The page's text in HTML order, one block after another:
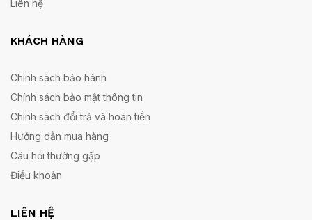
Liên hệ
KHÁCH HÀNG
Chính sách bảo hành
Chính sách bảo mật thông tin
Chính sách đổi trả và hoàn tiền
Hướng dẫn mua hàng
Câu hỏi thường gặp
Điều khoản
LIÊN HỆ